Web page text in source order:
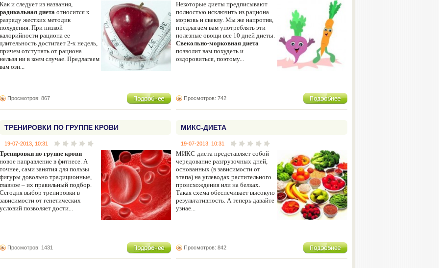
Как и следует из названия,
радикальная диета относится к
разряду жестких методик
похудения. При низкой
калорийности рациона ее
длительность достигает 2-х недель,
причем отступать от рациона
нельзя ни в коем случае. Предлагаем
вам озн...
Просмотров: 867
Некоторые диеты предписывают
полностью исключить из рациона
морковь и свеклу. Мы же напротив,
предлагаем вам употреблять эти
полезные овощи все 10 дней диеты.
Свекольно-морковная диета
позволит вам похудеть и
оздоровиться, поэтому...
Просмотров: 742
ТРЕНИРОВКИ ПО ГРУППЕ КРОВИ
19-07-2013, 10:31
Тренировки по группе крови –
новое направление в фитнесе. А
точнее, сами занятия для пользы
фигуры довольно традиционные,
главное – их правильный подбор.
Сегодня выбор тренировки в
зависимости от генетических
условий позволяет дости...
Просмотров: 1431
МИКС-ДИЕТА
19-07-2013, 10:31
МИКС-диета представляет собой
чередование разгрузочных дней,
основанных (в зависимости от
этапа) на углеводах растительного
происхождения или на белках.
Такая схема обеспечивает высокую
результативность. А теперь давайте
узнае...
Просмотров: 842